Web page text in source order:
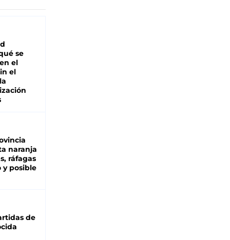
se
el
el
naranja
ráfagas
y posible
de